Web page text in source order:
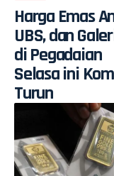
Harga Emas
UBS, dan
di Pegadaian
Selasa ini
Turun